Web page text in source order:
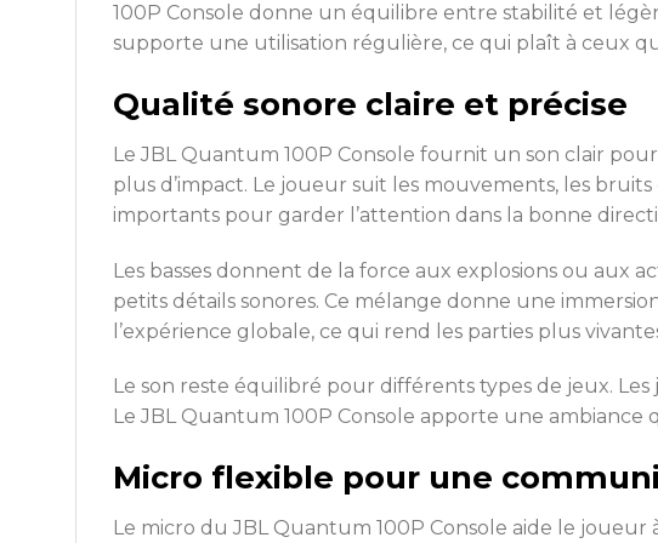
100P Console donne un équilibre entre stabilité et
supporte une utilisation régulière, ce qui plaît à ceux
Qualité sonore claire et précise
Le JBL Quantum 100P Console fournit un son clair
plus d’impact. Le joueur suit les mouvements, les
importants pour garder l’attention dans la bonne
Les basses donnent de la force aux explosions ou aux
petits détails sonores. Ce mélange donne une
l’expérience globale, ce qui rend les parties plus
Le son reste équilibré pour différents types de jeux.
Le JBL Quantum 100P Console apporte une ambiance
Micro flexible pour une
Le micro du JBL Quantum 100P Console aide le